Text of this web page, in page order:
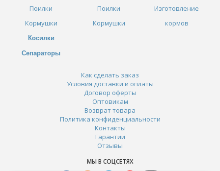
Поилки
Кормушки
Косилки
Сепараторы
Поилки
Кормушки
Изготовление
кормов
Как сделать заказ
Условия доставки и оплаты
Договор оферты
Оптовикам
Возврат товара
Политика конфиденциальности
Контакты
Гарантии
Отзывы
МЫ В СОЦСЕТЯХ